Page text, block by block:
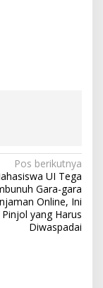
Pos berikutnya
UI Tega
Gara-gara
Online, Ini
yang Harus
Diwaspadai